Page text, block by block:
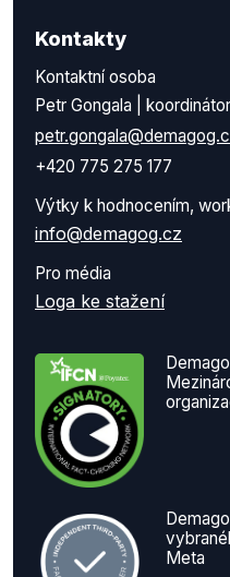
Kontakty
Kontaktní osoba
Petr Gongala |
+420 775 275 177
Výtky k hodnocením,
info@demagog.cz
Pro média
Loga ke stažení
Meta